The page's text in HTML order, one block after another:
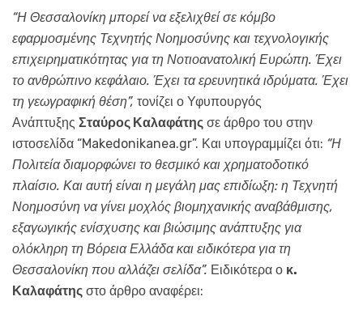
“Η Θεσσαλονίκη μπορεί να εξελιχθεί σε κόμβο
εφαρμοσμένης Τεχνητής Νοημοσύνης και τεχνολογικής
επιχειρηματικότητας για τη Νοτιοανατολική Ευρώπη. Έχει
το ανθρώπινο κεφάλαιο. Έχει τα ερευνητικά ιδρύματα. Έχει
τη γεωγραφική θέση”, τονίζει ο Υφυπουργός
Ανάπτυξης Σταύρος Καλαφάτης σε άρθρο του στην
ιστοσελίδα “Makedonikanea.gr”. Και υπογραμμίζει ότι: “Η
Πολιτεία διαμορφώνει το θεσμικό και χρηματοδοτικό
πλαίσιο. Και αυτή είναι η μεγάλη μας επιδίωξη: η Τεχνητή
Νοημοσύνη να γίνει μοχλός βιομηχανικής αναβάθμισης,
εξαγωγικής ενίσχυσης και βιώσιμης ανάπτυξης για
ολόκληρη τη Βόρεια Ελλάδα και ειδικότερα για τη
Θεσσαλονίκη που αλλάζει σελίδα”. Ειδικότερα ο κ.
Καλαφάτης στο άρθρο αναφέρει: